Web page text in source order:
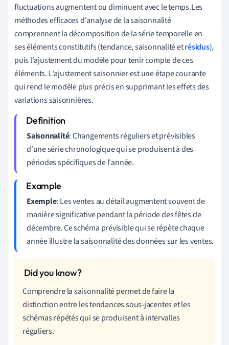
fluctuations augmentent ou diminuent avec le temps.Les
méthodes efficaces d'analyse de la saisonnalité
comprennent la décomposition de la série temporelle en
ses éléments constitutifs (tendance, saisonnalité etrésidus),
puis l'ajustement du modèle pour tenir compte de ces
éléments. L'ajustement saisonnier est une étape courante
qui rend le modèle plus précis en supprimant les effets des
variations saisonnières.
Saisonnalité: Changements réguliers et prévisibles
d'une série chronologique qui se produisent à des
périodes spécifiques de l'année.
Exemple: Les ventes au détail augmentent souvent de
manière significative pendant la période des fêtes de
décembre. Ce schéma prévisible qui se répète chaque
année illustre la saisonnalité des données sur les ventes.
Comprendre la saisonnalité permet de faire la
distinction entre les tendances sous-jacentes et les
schémas répétés qui se produisent à intervalles
réguliers.